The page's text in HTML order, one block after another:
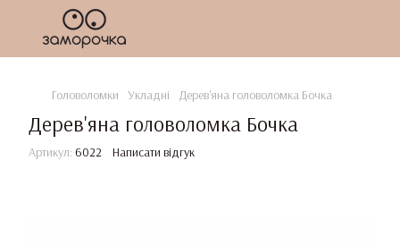
Головоломки Укладні Дерев'яна головоломка Бочка
Дерев'яна головоломка Бочка
Артикул: 6022 Написати відгук